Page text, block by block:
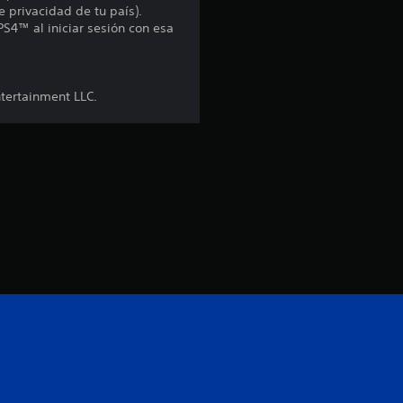
privacidad de tu país).
al iniciar sesión con esa
LLC.